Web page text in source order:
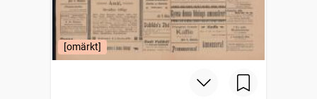
[omärkt]